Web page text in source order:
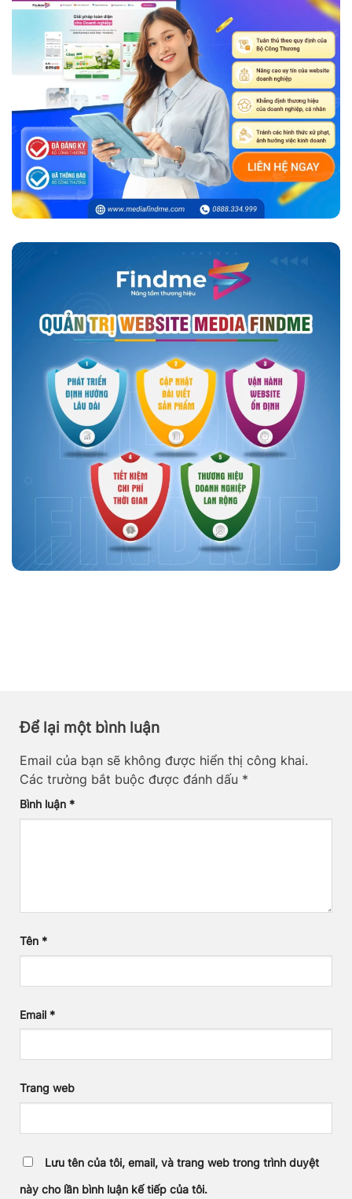
Để lại một bình luận
Email của bạn sẽ không được hiển thị công khai.
Các trường bắt buộc được đánh dấu *
Bình luận *
Tên *
Email *
Trang web
Lưu tên của tôi, email, và trang web trong trình duyệt
này cho lần bình luận kế tiếp của tôi.